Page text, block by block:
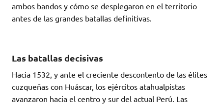
ambos bandos y cómo se desplegaron en el territorio
antes de las grandes batallas definitivas.
Las batallas decisivas
Hacia 1532, y ante el creciente descontento de las élites
cuzqueñas con Huáscar, los ejércitos atahualpistas
avanzaron hacia el centro y sur del actual Perú. Las